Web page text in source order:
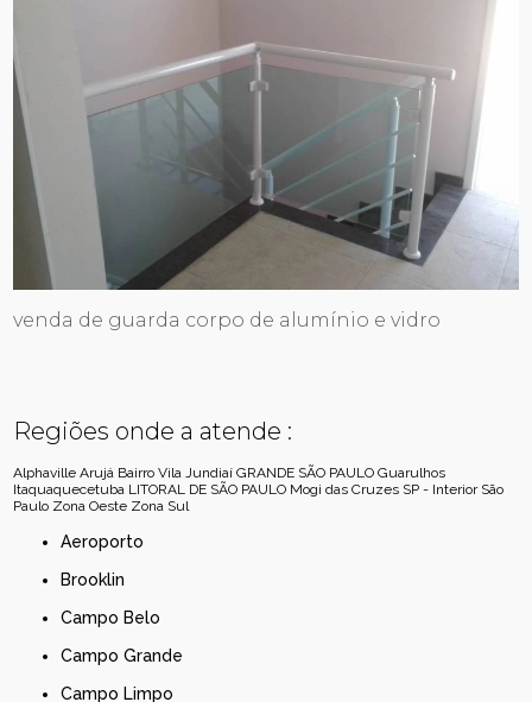
venda de guarda corpo de alumínio e vidro
Regiões onde a atende :
Alphaville Arujá Bairro Vila Jundiaí GRANDE SÃO PAULO Guarulhos
Itaquaquecetuba LITORAL DE SÃO PAULO Mogi das Cruzes SP - Interior São
Paulo Zona Oeste Zona Sul
Aeroporto
Brooklin
Campo Belo
Campo Grande
Campo Limpo